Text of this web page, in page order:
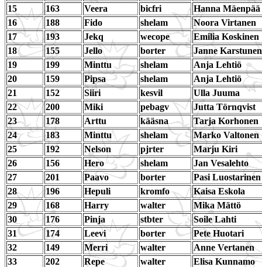
15
163 Veera bicfri
Hanna Mäenpää
16
188 Fido shelam
Noora Virtanen
17
193 Jekq wecope
Emilia Koskinen
18
155 Jello borter
Janne Karstunen
19
199 Minttu shelam
Anja Lehtiö
20
159 Pipsa shelam
Anja Lehtiö
21
152 Siiri kesvil
Ulla Juuma
22
200 Miki pebagv
Jutta Törnqvist
23
178 Arttu kääsna
Tarja Korhonen
24
183 Minttu shelam
Marko Valtonen
25
192 Nelson pjrter
Marju Kiri
26
156 Hero shelam
Jan Vesalehto
27
201 Paavo borter
Pasi Luostarinen
28
196 Hepuli kromfo
Kaisa Eskola
29
168 Harry walter
Mika Mättö
30
176 Pinja stbter
Soile Lahti
31
174 Leevi borter
Pete Huotari
32
149 Merri walter
Anne Vertanen
33
202 Repe walter
Elisa Kunnamo